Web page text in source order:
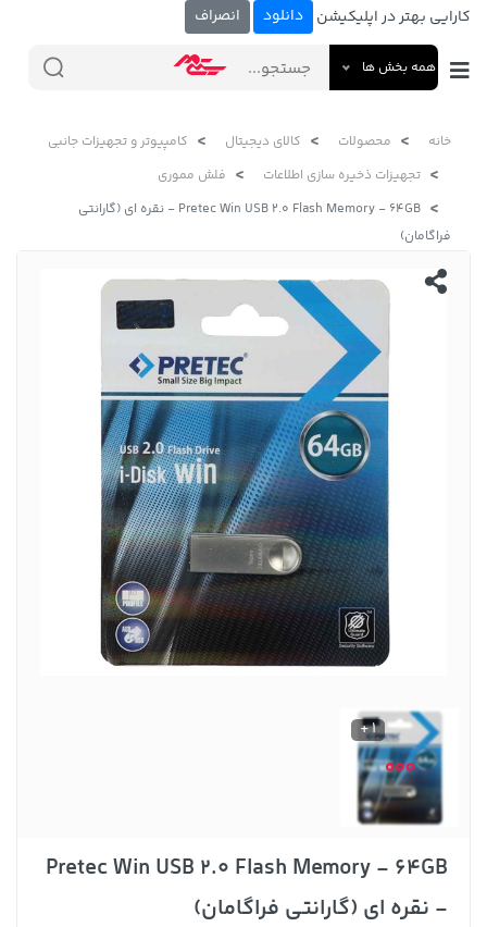
کارایی بهتر در اپلیکیشن دانلود انصراف
همه بخش ها
خانه محصولات کالای دیجیتال
کامپیوتر و تجهیزات جانبی
تجهیزات ذخیره سازی اطلاعات
فلش مموری
Pretec Win USB 2.0 Flash Memory - 64GB - نقره ای (گارانتی
فراگامان)
1 +
Pretec Win USB 2.0 Flash Memory - 64GB
- نقره ای (گارانتی فراگامان)